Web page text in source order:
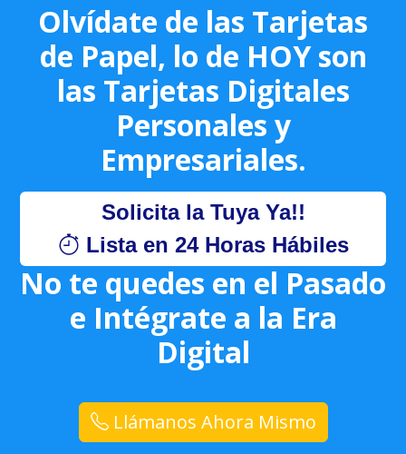
Olvídate de las Tarjetas
de Papel, lo de HOY son
las Tarjetas Digitales
Personales y
Empresariales.
Solicita la Tuya Ya!!
Lista en 24 Horas Hábiles
No te quedes en el Pasado
e Intégrate a la Era
Digital
Llámanos Ahora Mismo